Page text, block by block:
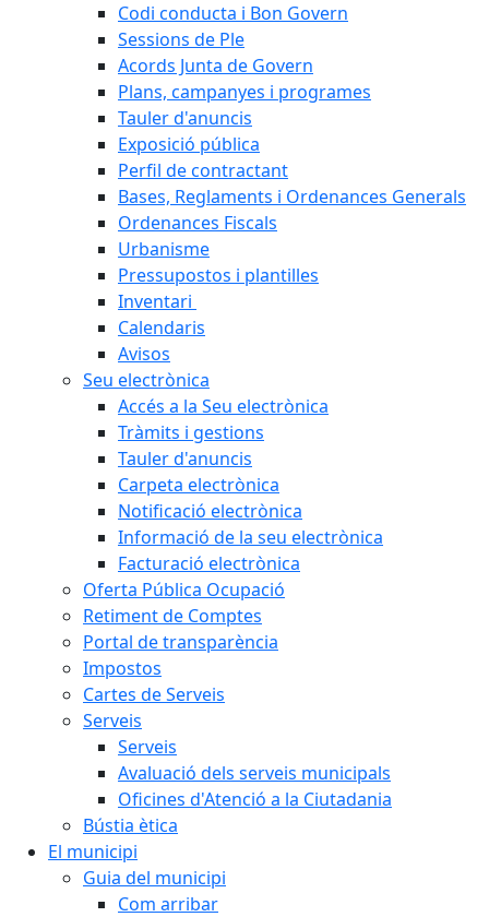
Codi conducta i Bon Govern
Sessions de Ple
Acords Junta de Govern
Plans, campanyes i programes
Tauler d'anuncis
Exposició pública
Perfil de contractant
Bases, Reglaments i Ordenances Generals
Ordenances Fiscals
Urbanisme
Pressupostos i plantilles
Inventari
Calendaris
Avisos
Seu electrònica
Accés a la Seu electrònica
Tràmits i gestions
Tauler d'anuncis
Carpeta electrònica
Notificació electrònica
Informació de la seu electrònica
Facturació electrònica
Oferta Pública Ocupació
Retiment de Comptes
Portal de transparència
Impostos
Cartes de Serveis
Serveis
Serveis
Avaluació dels serveis municipals
Oficines d'Atenció a la Ciutadania
Bústia ètica
El municipi
Guia del municipi
Com arribar